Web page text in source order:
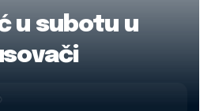
u subotu u